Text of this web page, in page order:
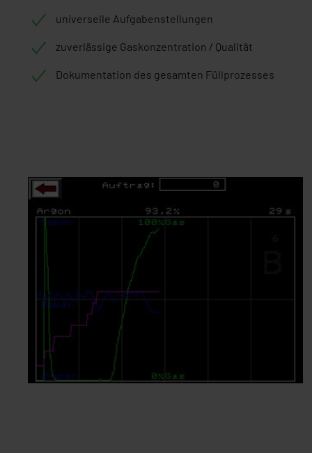
universelle Aufgabenstellungen
zuverlässige Gaskonzentration / Qualität
Dokumentation des gesamten Füllprozesses